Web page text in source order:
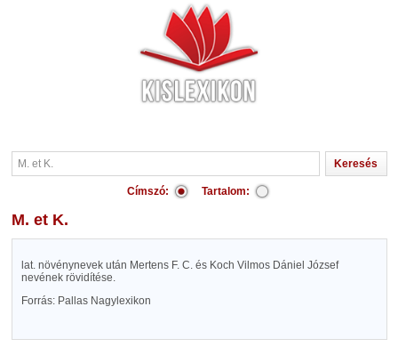
Címszó: Tartalom:
M. et K.
lat. növénynevek után Mertens F. C. és Koch Vilmos Dániel József
nevének rövidítése.
Forrás: Pallas Nagylexikon